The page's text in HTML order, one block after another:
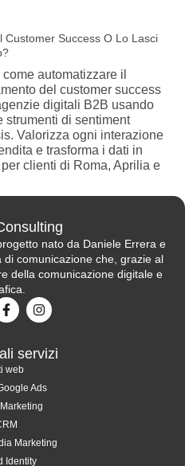
Customer Success O Lo Lasci
automatizzare il
del customer success
digitali B2B usando
strumenti di sentiment
Valorizza ogni interazione
e trasforma i dati in
clienti di Roma, Aprilia e
nato da Daniele Errera e
di comunicazione che, grazie al
della comunicazione digitale e
servizi
web
Ads
Marketing
Identity